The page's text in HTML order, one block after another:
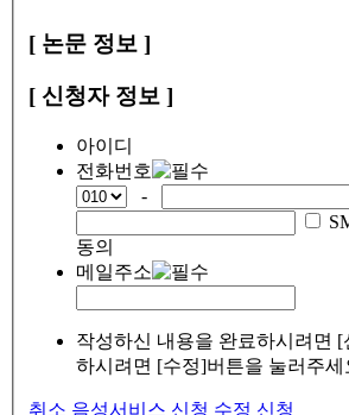
[ 논문 정보 ]
[ 신청자 정보 ]
아이디
전화번호
-
동의
메일주소
작성하신 내용을 완료하시려면 [
하시려면 [수정]버튼을 눌러주세
취소 음성서비스 신청 수정 신청